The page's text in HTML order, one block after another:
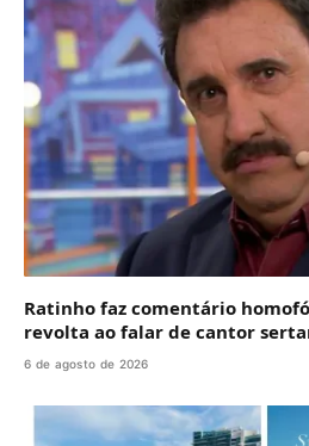
Ratinho faz comentário
revolta ao falar de cantor
6 de agosto de 2026